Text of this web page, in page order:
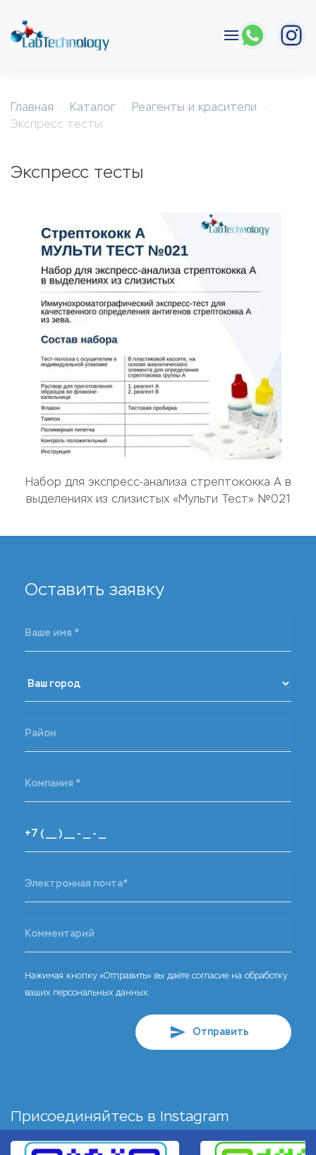
Перейти к содержимому
Главная Каталог
Реагенты и красители
Экспресс тесты
Экспресс тесты
Набор для экспресс-анализа стрептококка А в
выделениях из слизистых «Мульти Тест» №021
Оставить заявку
Нажимая кнопку «Отправить» вы даёте согласие на обработку
ваших персональных данных.
Отправить
Присоединяйтесь в Instagram